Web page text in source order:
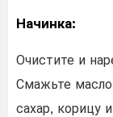
Начинка:
Очистите и
Смажьте
сахар, корицу